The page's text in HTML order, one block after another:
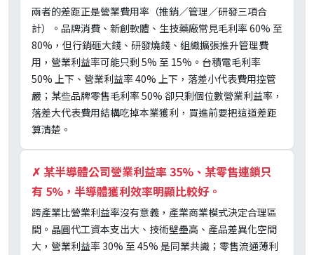
兩者的差距正是營業費用率（推銷／管理／研發三項合
計）。品牌消費、新創軟體、生技藥廠常見毛利率 60% 至
80%，但行銷砸大錢、研發燒錢、組織擴張推升管理費
用，營業利益率可能只剩 5% 至 15%。台積電毛利率
50% 上下、營業利益率 40% 上下，落差小代表費用控管
嚴；某些品牌零售毛利率 50% 卻只剩個位數營業利益率，
落差大代表費用結構吃掉本業獲利，買進前要把這道差距
算清楚。
✗ 某半導體公司營業利益率 35%、某零售連鎖只
有 5%，半導體獲利效率明顯比較好。
跨產業比營業利益率沒有意義，產業商業模式決定合理區
間。晶圓代工資本支出大、技術壁壘高、產品差異化空間
大，營業利益率 30% 至 45% 是同業共識；零售流通薄利